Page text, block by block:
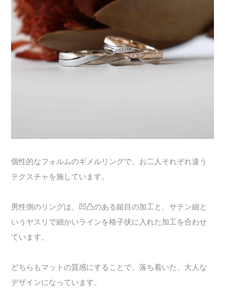
個性的なフォルムのギメルリングで、お二人それぞれ違う
テクスチャを施しています。
男性側のリングは、凹凸のある鎚目の加工と、サテン細と
いうヤスリで細かいラインを格子状に入れた加工を合わせ
ています。
どちらもマットの質感にすることで、落ち着いた、大人な
デザインになっています。